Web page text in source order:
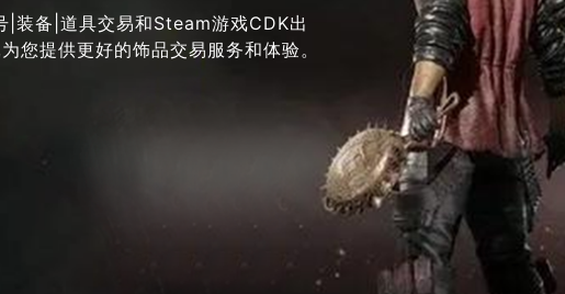
|装备|道具交易和Steam游戏CDK出
您提供更好的饰品交易服务和体验。